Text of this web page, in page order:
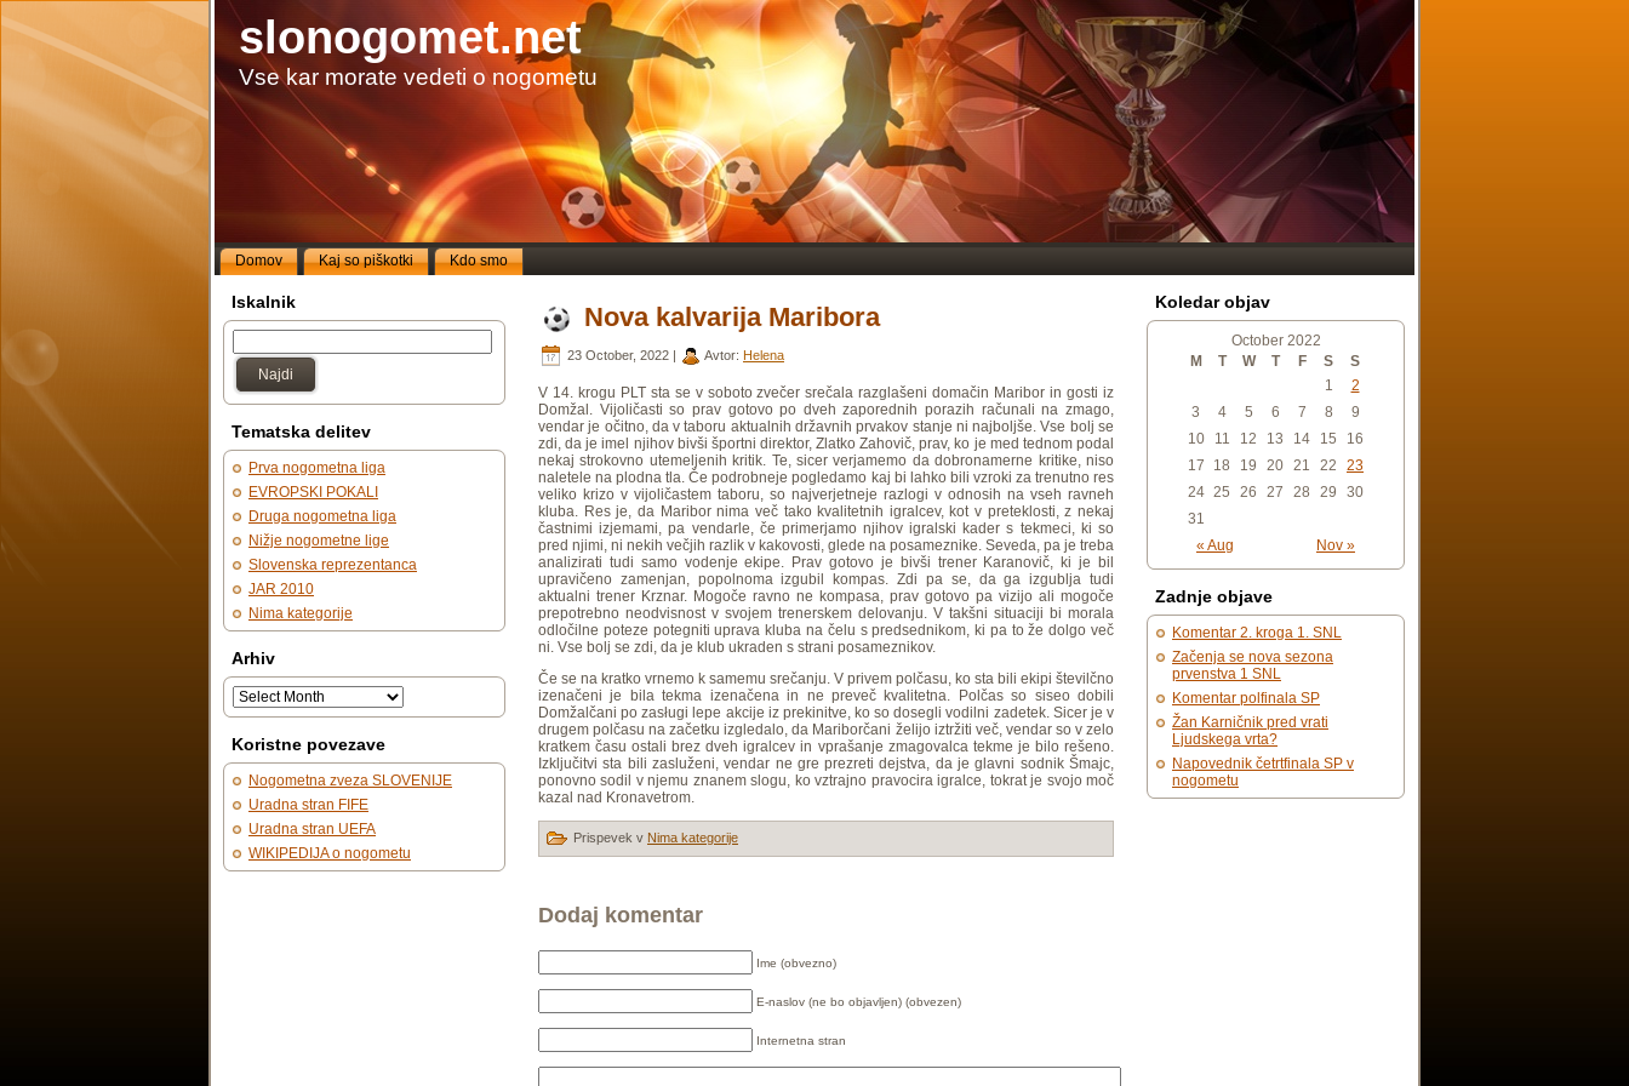
slonogomet.net
Vse kar morate vedeti o nogometu
Domov Kaj so piškotki Kdo smo
Iskalnik
Najdi
Tematska delitev
Prva nogometna liga
EVROPSKI POKALI
Druga nogometna liga
Nižje nogometne lige
Slovenska reprezentanca
JAR 2010
Nima kategorije
Arhiv
Koristne povezave
Nogometna zveza SLOVENIJE
Uradna stran FIFE
Uradna stran UEFA
WIKIPEDIJA o nogometu
Nova kalvarija Maribora
23 October, 2022 | Avtor: Helena
V 14. krogu PLT sta se v soboto zvečer srečala razglašeni domačin Maribor in gosti iz
Domžal. Vijoličasti so prav gotovo po dveh zaporednih porazih računali na zmago,
vendar je očitno, da v taboru aktualnih državnih prvakov stanje ni najboljše. Vse bolj se
zdi, da je imel njihov bivši športni direktor, Zlatko Zahovič, prav, ko je med tednom podal
nekaj strokovno utemeljenih kritik. Te, sicer verjamemo da dobronamerne kritike, niso
naletele na plodna tla. Če podrobneje pogledamo kaj bi lahko bili vzroki za trenutno res
veliko krizo v vijoličastem taboru, so najverjetneje razlogi v odnosih na vseh ravneh
kluba. Res je, da Maribor nima več tako kvalitetnih igralcev, kot v preteklosti, z nekaj
častnimi izjemami, pa vendarle, če primerjamo njihov igralski kader s tekmeci, ki so
pred njimi, ni nekih večjih razlik v kakovosti, glede na posameznike. Seveda, pa je treba
analizirati tudi samo vodenje ekipe. Prav gotovo je bivši trener Karanovič, ki je bil
upravičeno zamenjan, popolnoma izgubil kompas. Zdi pa se, da ga izgublja tudi
aktualni trener Krznar. Mogoče ravno ne kompasa, prav gotovo pa vizijo ali mogoče
prepotrebno neodvisnost v svojem trenerskem delovanju. V takšni situaciji bi morala
odločilne poteze potegniti uprava kluba na čelu s predsednikom, ki pa to že dolgo več
ni. Vse bolj se zdi, da je klub ukraden s strani posameznikov.
Če se na kratko vrnemo k samemu srečanju. V privem polčasu, ko sta bili ekipi številčno
izenačeni je bila tekma izenačena in ne preveč kvalitetna. Polčas so siseo dobili
Domžalčani po zasługi lepe akcije iz prekinitve, ko so dosegli vodilni zadetek. Sicer je v
drugem polčasu na začetku izgledalo, da Mariborčani želijo iztržiti več, vendar so v zelo
kratkem času ostali brez dveh igralcev in vprašanje zmagovalca tekme je bilo rešeno.
Izključitvi sta bili zasluženi, vendar ne gre prezreti dejstva, da je glavni sodnik Šmajc,
ponovno sodil v njemu znanem slogu, ko vztrajno pravocira igralce, tokrat je svojo moč
kazal nad Kronavetrom.
Prispevek v Nima kategorije
Dodaj komentar
Ime (obvezno)
E-naslov (ne bo objavljen) (obvezen)
Internetna stran
Koledar objav
October 2022
M
T W T F S S
« Aug Nov »
1
2
3
4 5 6 7 8
9
10
11 12 13 14 15
16
17
18 19 20 21 22
23
24 25 26 27 28 29
30
31
Zadnje objave
Komentar 2. kroga 1. SNL
Začenja se nova sezona
prvenstva 1 SNL
Komentar polfinala SP
Žan Karničnik pred vrati
Ljudskega vrta?
Napovednik četrtfinala SP v
nogometu